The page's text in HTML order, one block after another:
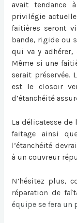
avait tendance
privilégie
faitières seront
bande, rigide ou
qui va y adhérer,
Même si une
serait préservée.
est le closoir
d’étanchéité
La délicatesse de
faitage ainsi
l’étanchéité
à un couvreur
N’hésitez plus,
réparation de
équipe se fera un